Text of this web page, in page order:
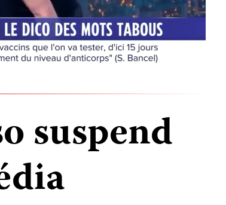
suspend